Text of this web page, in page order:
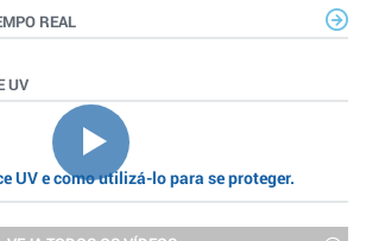
REAL
UV
UV e como utilizá-lo para se proteger.